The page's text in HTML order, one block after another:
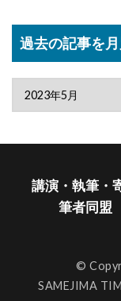
過去の記事を
講演・執筆・
筆者同盟
©
SAMEJIMA